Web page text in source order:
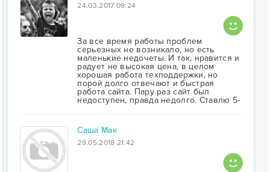
24.03.2017 09:24
За все время работы проблем
серьезных не возникало, но есть
маленькие недочеты. И так, нравится и
радует не высокая цена, в целом
хорошая работа техподдержки, но
порой долго отвечают и быстрая
работа сайта. Пару раз сайт был
недоступен, правда недолго. Ставлю 5-
Саша Мак
29.05.2018 21:42